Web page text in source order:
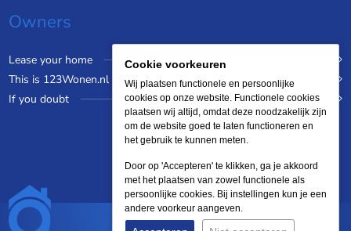
Owners
Lease your home
This is 123Wonen.nl
If you doubt
Cookie voorkeuren
Wij plaatsen functionele en persoonlijke
cookies op onze website. Functionele cookies
plaatsen wij altijd, omdat deze noodzakelijk zijn
om de website goed te laten functioneren en
het gebruik te kunnen meten.
Door op 'Accepteren' te klikken, ga je akkoord
met het plaatsen van zowel functionele als
persoonlijke cookies. Bij instellingen kun je een
andere voorkeur aangeven.